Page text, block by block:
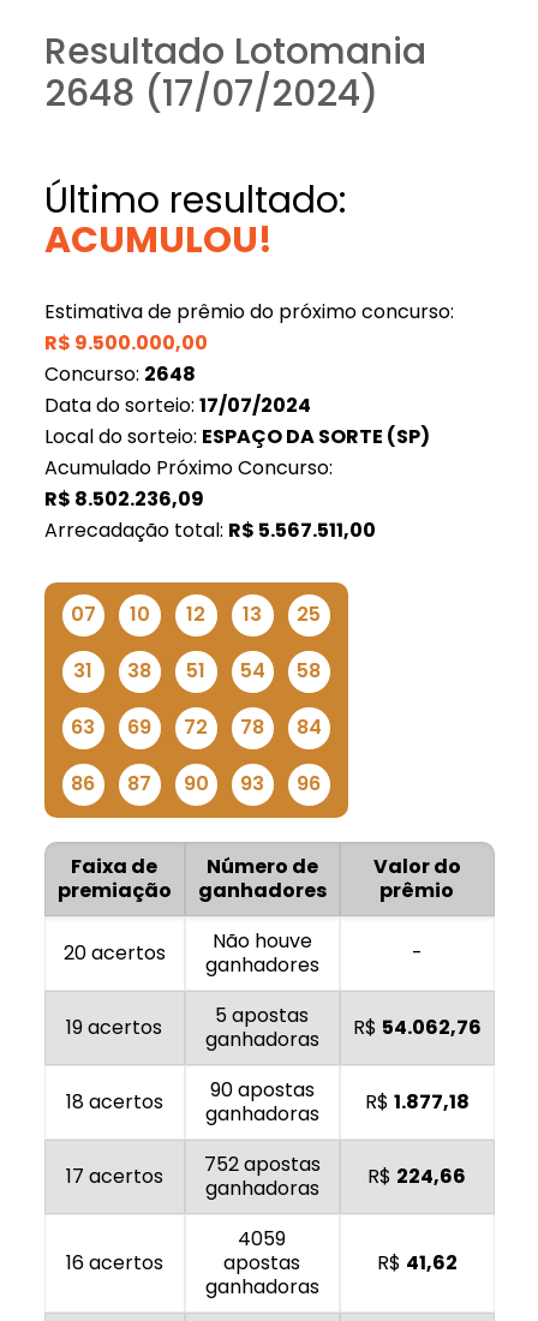
Resultado Lotomania
2648 (17/07/2024)
Último resultado:
ACUMULOU!
Estimativa de prêmio do próximo concurso:
R$ 9.500.000,00
Concurso: 2648
Data do sorteio: 17/07/2024
Local do sorteio: ESPAÇO DA SORTE (SP)
Acumulado Próximo Concurso:
R$ 8.502.236,09
Arrecadação total: R$ 5.567.511,00
07 10 12 13 25
31 38 51 54 58
63 69 72 78 84
86 87 90 93 96
Faixa de
premiação
Número de
ganhadores
Valor do
prêmio
20 acertos
Não houve
ganhadores
-
19 acertos
5 apostas
ganhadoras
R$ 54.062,76
18 acertos
90 apostas
ganhadoras
R$ 1.877,18
17 acertos
752 apostas
ganhadoras
R$ 224,66
16 acertos
4059
apostas
ganhadoras
R$ 41,62